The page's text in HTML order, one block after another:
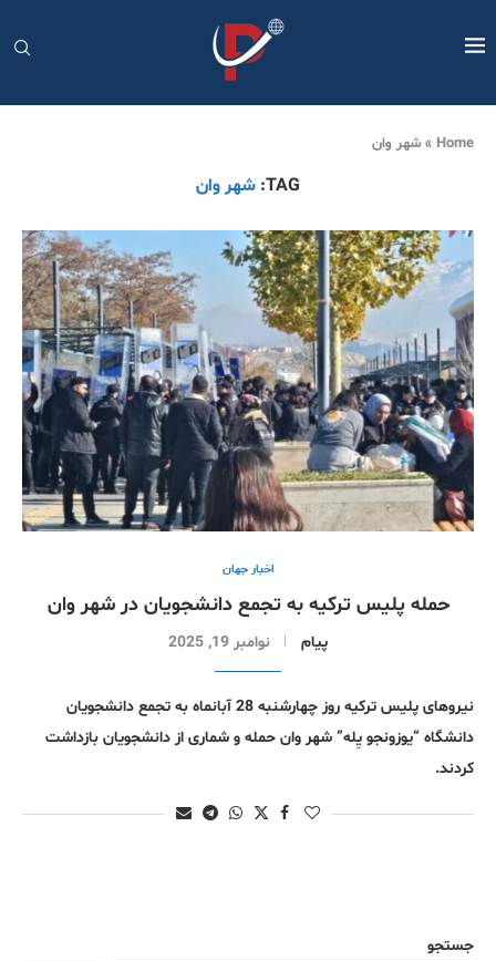
Home
» شهر وان
TAG: شهر وان
اخبار جهان
حمله پلیس ترکیه به تجمع دانشجویان در شهر وان
پیام نوامبر 19, 2025
نیروهای پلیس ترکیه روز چهارشنبه 28 آبانماه به تجمع دانشجویان
دانشگاه “یوزونجو یِله” شهر وان حمله و شماری از دانشجویان بازداشت
کردند.
جستجو